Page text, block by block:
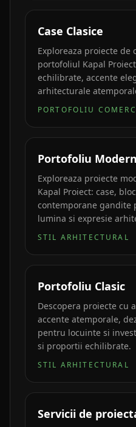
Case Clasice
Exploreaza proiecte de
portofoliul Kapal
echilibrate, accente
arhitecturale
PORTOFOLIU
Portofoliu Modern
Exploreaza proiecte
Kapal Proiect: case,
contemporane
lumina si expresie
STIL ARHITECTURAL
Portofoliu Clasic
Descopera proiecte cu
accente atemporale,
pentru locuinte si
si proportii echilibrate.
STIL ARHITECTURAL
Servicii de